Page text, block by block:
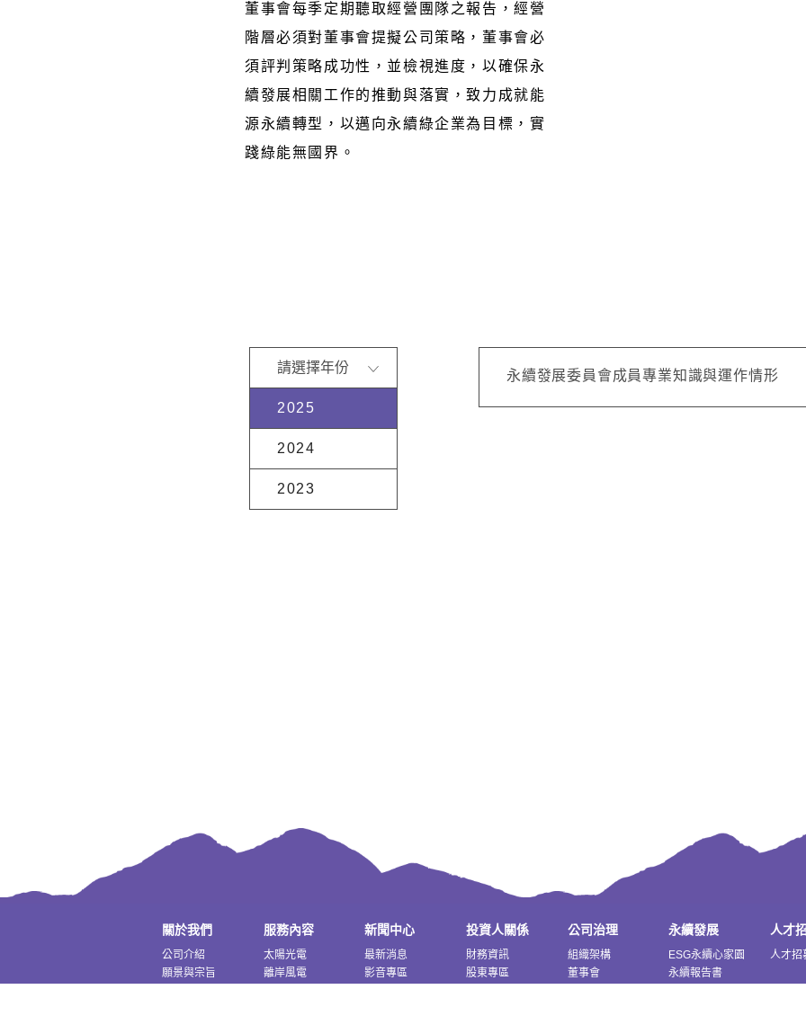
董事會每季定期聽取經營團隊之報告，經營
階層必須對董事會提擬公司策略，董事會必
須評判策略成功性，並檢視進度，以確保永
續發展相關工作的推動與落實，致力成就能
源永續轉型，以邁向永續綠企業為目標，實
踐綠能無國界。
請選擇年份
2025
2024
2023
永續發展委員會成員專業知識與運作情形
關於我們
公司介紹
願景與宗旨
服務內容
太陽光電
離岸風電
新聞中心
最新消息
影音專區
投資人關係
財務資訊
股東專區
公司治理
組織架構
董事會
永續發展
ESG永續心家園
永續報告書
人才
人才招